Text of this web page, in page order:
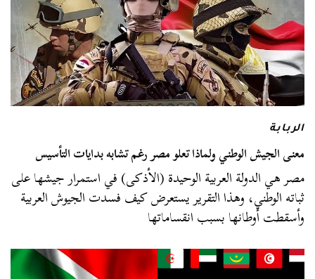
الربابة
معنى الجيش الوطني ولماذا تعلو مصر رغم تشابه بدايات التأسيس
مصر هي الدولة العربية الوحيدة (الأذكى) في استمرار جيشها على
ثباته الوطني، وهذا التقرير يستعرض كيف فسدت الجيوش العربية
وأسقطت أوطانها بسبب انقساماتها